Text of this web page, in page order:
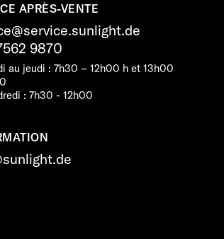
APRÈS-VENTE
9870
au jeudi : 7h30 – 12h00 h et 13h00
: 7h30 - 12h00